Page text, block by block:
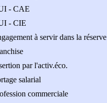
- CAE
- CIE
à servir dans la réserve
par l'activ.éco.
salarial
commerciale